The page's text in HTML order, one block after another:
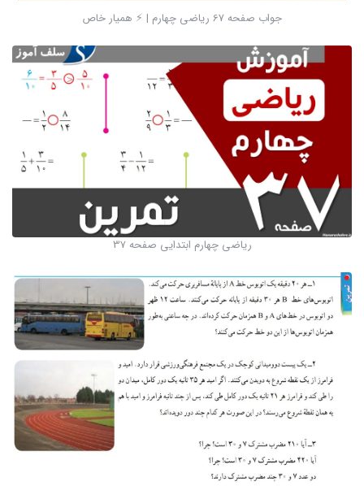
جواب صفحه 67 ریاضی چهارم | ⚡️ همیار خاص
ریاضی چهارم ابتدایی صفحه 37